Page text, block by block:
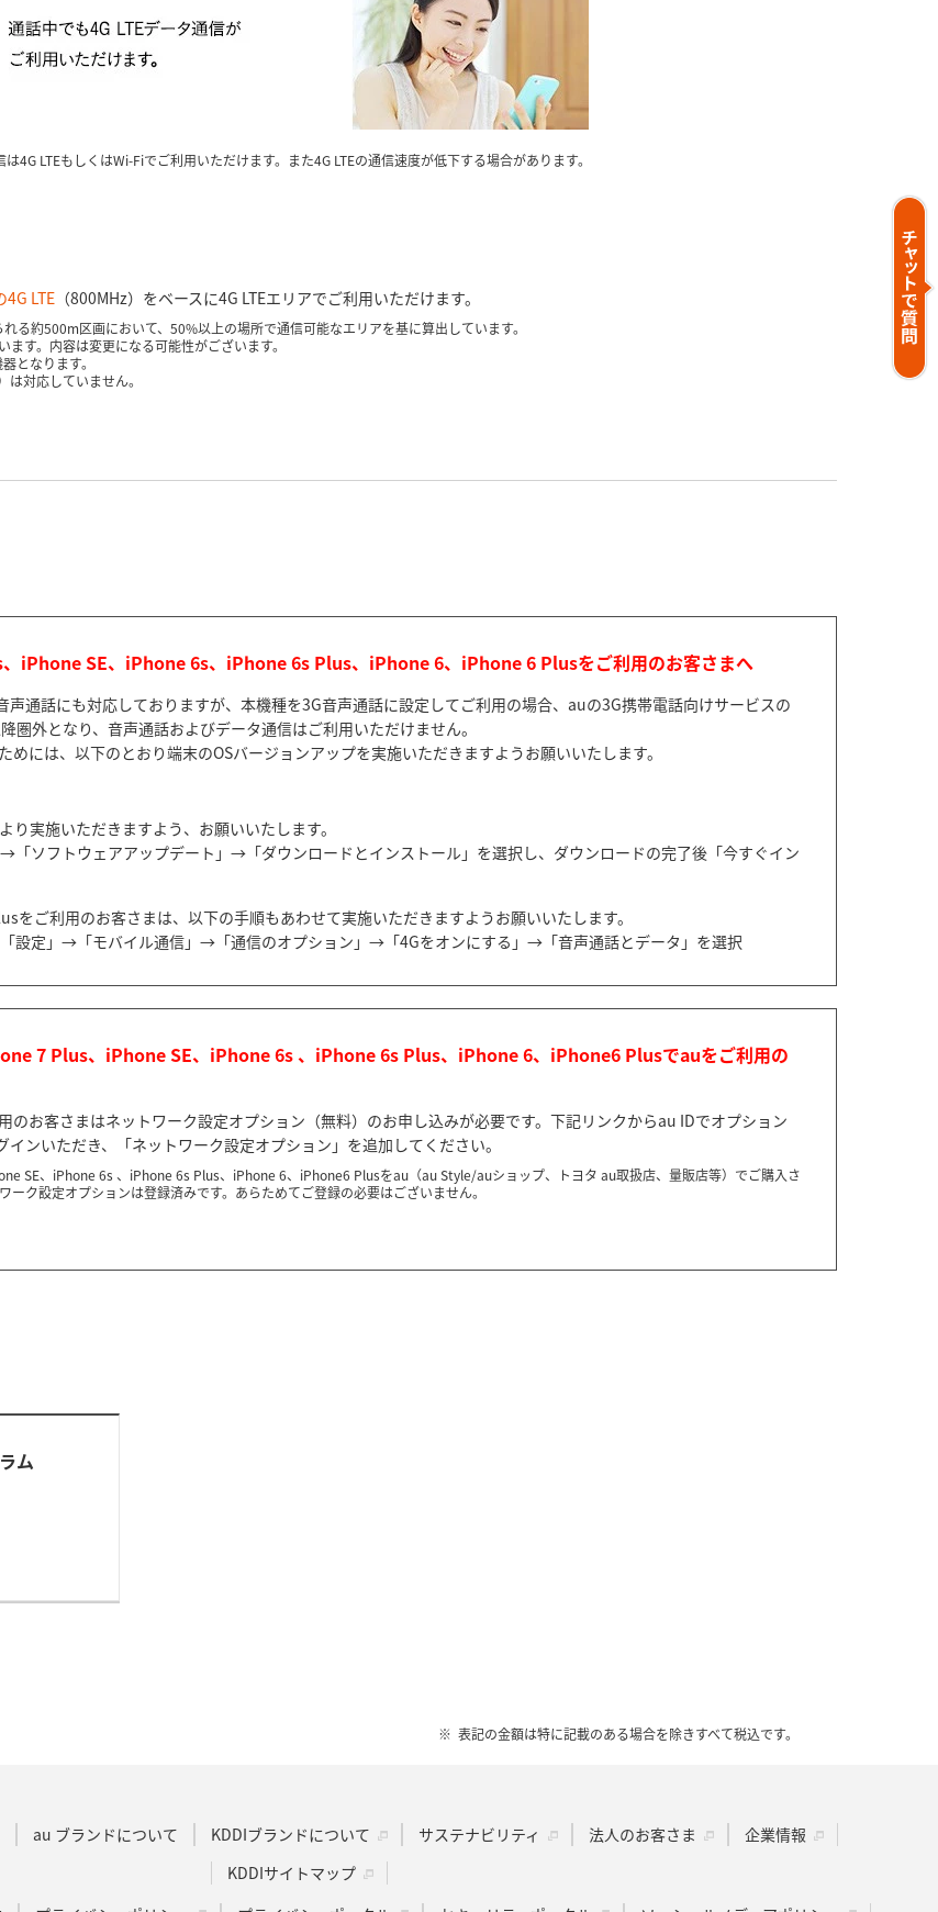
は4G LTEもしくはWi-Fiでご利用いただけます。また4G LTEの通信速度が低下する場合があります。
LTE （800MHz）をベースに4G LTEエリアでご利用いただけます。
る約500m区画において、50%以上の場所で通信可能なエリアを基に算出しています。
す。内容は変更になる可能性がございます。
となります。
対応していません。
iPhone SE、iPhone 6s、iPhone 6s Plus、iPhone 6、iPhone 6 Plusをご利用のお客さまへ
声通話にも対応しておりますが、本機種を3G音声通話に設定してご利用の場合、auの3G携帯電話向けサービスの
圏外となり、音声通話およびデータ通信はご利用いただけません。
めには、以下のとおり端末のOSバージョンアップを実施いただきますようお願いいたします。
り実施いただきますよう、お願いいたします。
ソフトウェアアップデート」→「ダウンロードとインストール」を選択し、ダウンロードの完了後「今すぐイン
をご利用のお客さまは、以下の手順もあわせて実施いただきますようお願いいたします。
設定」→「モバイル通信」→「通信のオプション」→「4Gをオンにする」→「音声通話とデータ」を選択
7 Plus、iPhone SE、iPhone 6s 、iPhone 6s Plus、iPhone 6、iPhone6 Plusでauをご利用の
のお客さまはネットワーク設定オプション（無料）のお申し込みが必要です。下記リンクからau IDでオプション
ンいただき、「ネットワーク設定オプション」を追加してください。
SE、iPhone 6s 、iPhone 6s Plus、iPhone 6、iPhone6 Plusをau（au Style/auショップ、トヨタ au取扱店、量販店等）でご購入さ
ーク設定オプションは登録済みです。あらためてご登録の必要はございません。
ム
表記の金額は特に記載のある場合を除きすべて税込です。
au ブランドについて KDDIブランドについて サステナビリティ 法人のお客さま
企業情報
KDDIサイトマップ